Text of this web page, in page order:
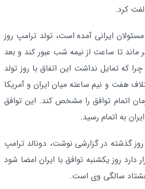
کرد.
ایرانی آمده است، تولد ترامپ روز
ماند تا ساعت از نیمه شب عبور کند و بعد
چرا که تمایل نداشت این اتفاق با روز تولد
هفت و نیم ساعته میان ایران و آمریکا
اتمام توافق را مشخص کند. این توافق
به اتمام رسید.
گذشته در گزارشی نوشت، دونالد ترامپ
دارد روز یکشنبه توافق با ایران امضا شود
سالگی وی است.